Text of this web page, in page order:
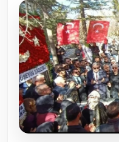
Kamu Kurumları ve Üst
Resmi Reklamlar